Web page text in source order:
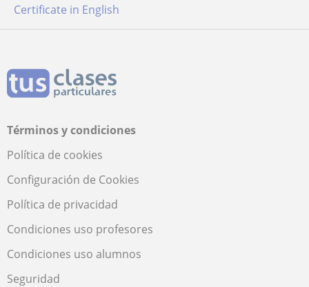
Certificate in English
Términos y condiciones
Política de cookies
Configuración de Cookies
Política de privacidad
Condiciones uso profesores
Condiciones uso alumnos
Seguridad